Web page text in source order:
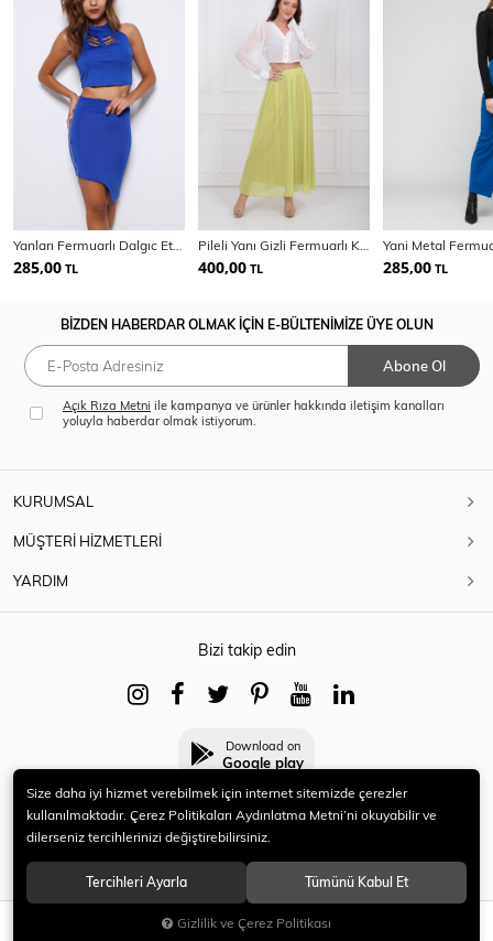
SEPETE EKLE
285,00 TL 400,00 TL 285,00 TL
BİZDEN HABERDAR OLMAK İÇİN E-BÜLTENİMİZE ÜYE OLUN
Abone Ol
Açık Rıza Metni ile kampanya ve ürünler hakkında iletişim kanalları
yoluyla haberdar olmak istiyorum.
KURUMSAL
MÜŞTERİ HİZMETLERİ
YARDIM
Bizi takip edin
Download on
Google play
© 2021 HERYENİ. Tüm hakları saklıdır.
Size daha iyi hizmet verebilmek için internet sitemizde çerezler
kullanılmaktadır. Çerez Politikaları Aydınlatma Metni’ni okuyabilir ve
dilerseniz tercihlerinizi değiştirebilirsiniz.
Tercihleri Ayarla Tümünü Kabul Et
Gizlilik ve Çerez Politikası